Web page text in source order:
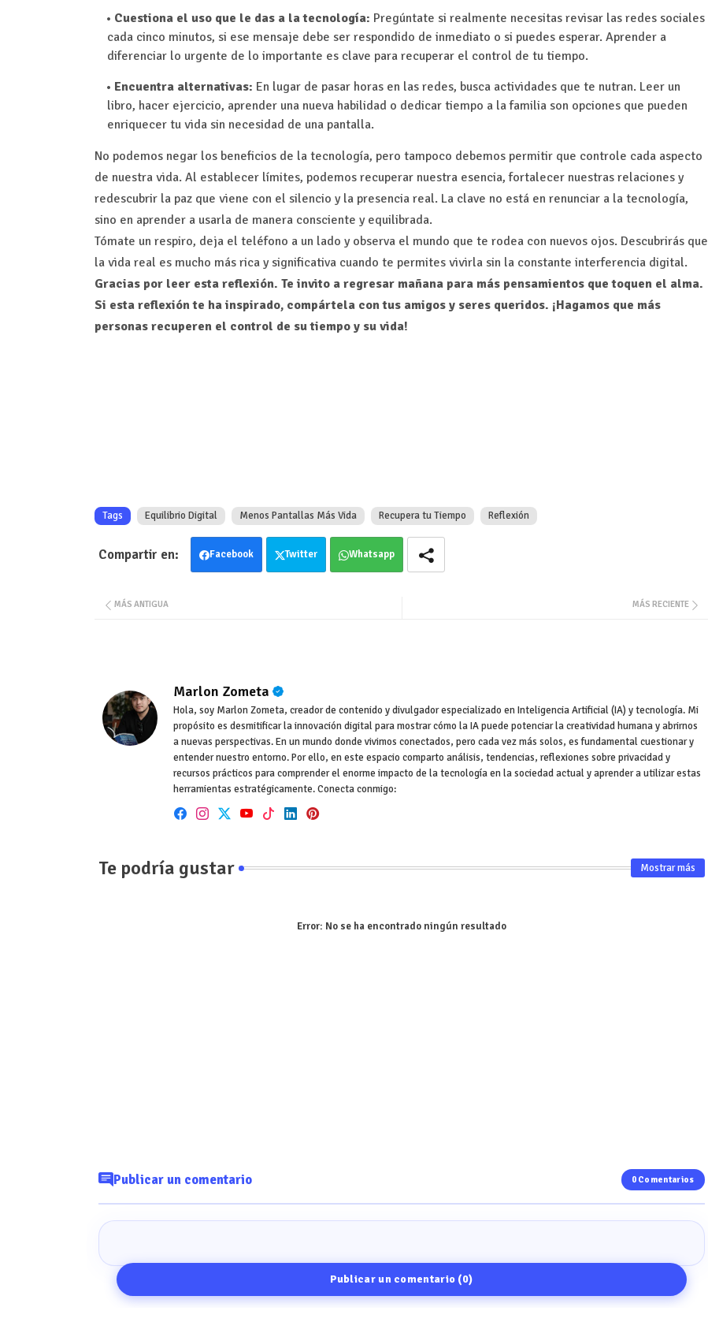
Cuestiona el uso que le das a la tecnología: Pregúntate si realmente necesitas revisar las redes sociales
cada cinco minutos, si ese mensaje debe ser respondido de inmediato o si puedes esperar. Aprender a
diferenciar lo urgente de lo importante es clave para recuperar el control de tu tiempo.
Encuentra alternativas: En lugar de pasar horas en las redes, busca actividades que te nutran. Leer un
libro, hacer ejercicio, aprender una nueva habilidad o dedicar tiempo a la familia son opciones que pueden
enriquecer tu vida sin necesidad de una pantalla.
No podemos negar los beneficios de la tecnología, pero tampoco debemos permitir que controle cada aspecto
de nuestra vida. Al establecer límites, podemos recuperar nuestra esencia, fortalecer nuestras relaciones y
redescubrir la paz que viene con el silencio y la presencia real. La clave no está en renunciar a la tecnología,
sino en aprender a usarla de manera consciente y equilibrada.
Tómate un respiro, deja el teléfono a un lado y observa el mundo que te rodea con nuevos ojos. Descubrirás que
la vida real es mucho más rica y significativa cuando te permites vivirla sin la constante interferencia digital.
Gracias por leer esta reflexión. Te invito a regresar mañana para más pensamientos que toquen el alma.
Si esta reflexión te ha inspirado, compártela con tus amigos y seres queridos. ¡Hagamos que más
personas recuperen el control de su tiempo y su vida!
Tags Equilibrio Digital Menos Pantallas Más Vida Recupera tu Tiempo Reflexión
Facebook Twitter Whatsapp
MÁS RECIENTE
MÁS ANTIGUA
Marlon Zometa
Hola, soy Marlon Zometa, creador de contenido y divulgador especializado en Inteligencia Artificial (IA) y tecnología. Mi
propósito es desmitificar la innovación digital para mostrar cómo la IA puede potenciar la creatividad humana y abrirnos
a nuevas perspectivas. En un mundo donde vivimos conectados, pero cada vez más solos, es fundamental cuestionar y
entender nuestro entorno. Por ello, en este espacio comparto análisis, tendencias, reflexiones sobre privacidad y
recursos prácticos para comprender el enorme impacto de la tecnología en la sociedad actual y aprender a utilizar estas
herramientas estratégicamente. Conecta conmigo:
Te podría gustar Mostrar más
Error: No se ha encontrado ningún resultado
Publicar un comentario 0 Comentarios
Publicar un comentario (0)